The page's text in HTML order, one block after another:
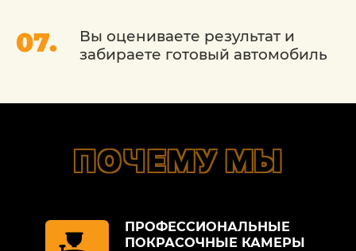
Вы оцениваете результат и
забираете готовый автомобиль
ПОЧЕМУ МЫ
ПРОФЕССИОНАЛЬНЫЕ
ПОКРАСОЧНЫЕ КАМЕРЫ